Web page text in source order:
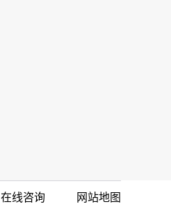
在线咨询 网站地图